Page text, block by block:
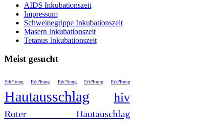
AIDS Inkubationszeit
Impressum
Schweinegrippe Inkubationszeit
Masern Inkubationszeit
Tetanus Inkubationszeit
Meist gesucht
Erk?ltung Erk?ltung Erk?ltung Erk?ltung Erk?ltung
Hautausschlag hiv
Roter Hautauschlag